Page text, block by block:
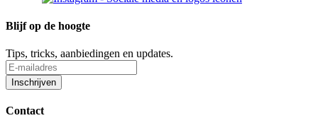
Blijf op de hoogte
Tips, tricks, aanbiedingen en updates.
Contact